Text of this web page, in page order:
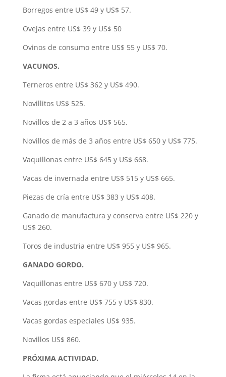
Borregos entre US$ 49 y US$ 57.
Ovejas entre US$ 39 y US$ 50
Ovinos de consumo entre US$ 55 y US$ 70.
VACUNOS.
Terneros entre US$ 362 y US$ 490.
Novillitos US$ 525.
Novillos de 2 a 3 años US$ 565.
Novillos de más de 3 años entre US$ 650 y US$ 775.
Vaquillonas entre US$ 645 y US$ 668.
Vacas de invernada entre US$ 515 y US$ 665.
Piezas de cría entre US$ 383 y US$ 408.
Ganado de manufactura y conserva entre US$ 220 y
US$ 260.
Toros de industria entre US$ 955 y US$ 965.
GANADO GORDO.
Vaquillonas entre US$ 670 y US$ 720.
Vacas gordas entre US$ 755 y US$ 830.
Vacas gordas especiales US$ 935.
Novillos US$ 860.
PRÓXIMA ACTIVIDAD.